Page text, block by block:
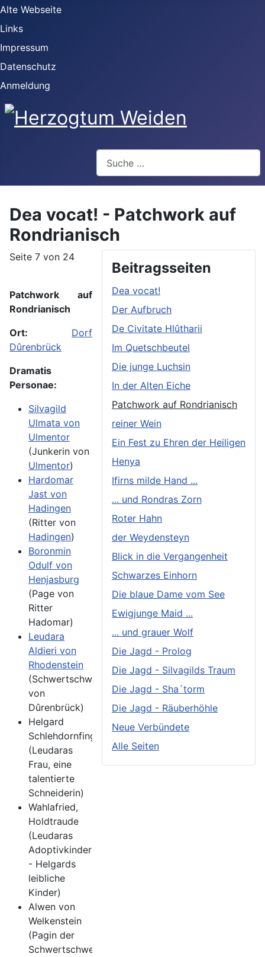
Alte Webseite
Links
Impressum
Datenschutz
Anmeldung
Dea vocat! - Patchwork auf
Rondrianisch
Beitragsseiten
Dea vocat!
Der Aufbruch
De Civitate Hlûtharii
Im Quetschbeutel
Die junge Luchsin
In der Alten Eiche
Patchwork auf Rondrianisch
reiner Wein
Ein Fest zu Ehren der Heiligen
Henya
Ifirns milde Hand ...
... und Rondras Zorn
Roter Hahn
der Weydensteyn
Blick in die Vergangenheit
Schwarzes Einhorn
Die blaue Dame vom See
Ewigjunge Maid ...
... und grauer Wolf
Die Jagd - Prolog
Die Jagd - Silvagilds Traum
Die Jagd - Sha´torm
Die Jagd - Räuberhöhle
Neue Verbündete
Alle Seiten
Seite 7 von 24
Patchwork auf
Rondrianisch
Ort:
Dorf
Dûrenbrück
Dramatis
Personae:
Silvagild
Ulmata von
Ulmentor
(Junkerin von
Ulmentor)
Hardomar
Jast von
Hadingen
(Ritter von
Hadingen)
Boronmin
Odulf von
Henjasburg
(Page von
Ritter
Hadomar)
Leudara
Aldieri von
Rhodenstein
(Schwertschwester
von
Dûrenbrück)
Helgard
Schlehdornfinger
(Leudaras
Frau, eine
talentierte
Schneiderin)
Wahlafried,
Holdtraude
(Leudaras
Adoptivkinder
- Helgards
leibliche
Kinder)
Alwen von
Welkenstein
(Pagin der
Schwertschwester,